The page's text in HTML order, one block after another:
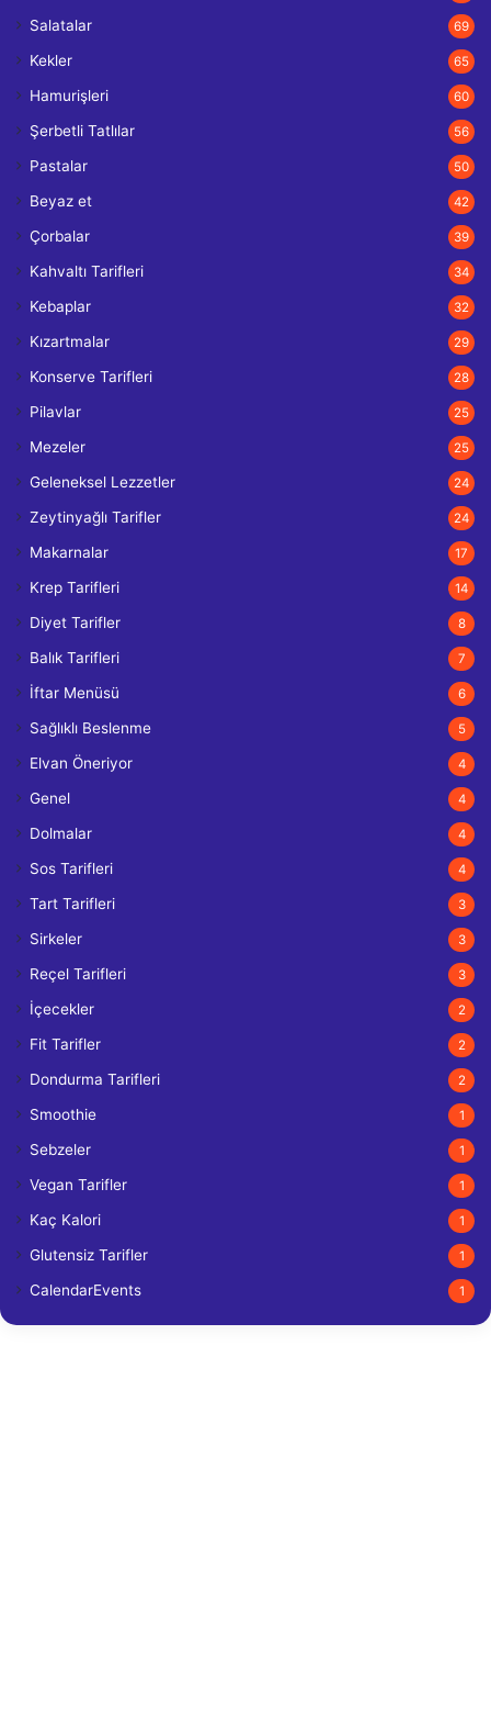
Salatalar 69
Kekler 65
Hamurişleri 60
Şerbetli Tatlılar 56
Pastalar 50
Beyaz et 42
Çorbalar 39
Kahvaltı Tarifleri 34
Kebaplar 32
Kızartmalar 29
Konserve Tarifleri 28
Pilavlar 25
Mezeler 25
Geleneksel Lezzetler 24
Zeytinyağlı Tarifler 24
Makarnalar 17
Krep Tarifleri 14
Diyet Tarifler 8
Balık Tarifleri 7
İftar Menüsü 6
Sağlıklı Beslenme 5
Elvan Öneriyor 4
Genel 4
Dolmalar 4
Sos Tarifleri 4
Tart Tarifleri 3
Sirkeler 3
Reçel Tarifleri 3
İçecekler 2
Fit Tarifler 2
Dondurma Tarifleri 2
Smoothie 1
Sebzeler 1
Vegan Tarifler 1
Kaç Kalori 1
Glutensiz Tarifler 1
CalendarEvents 1